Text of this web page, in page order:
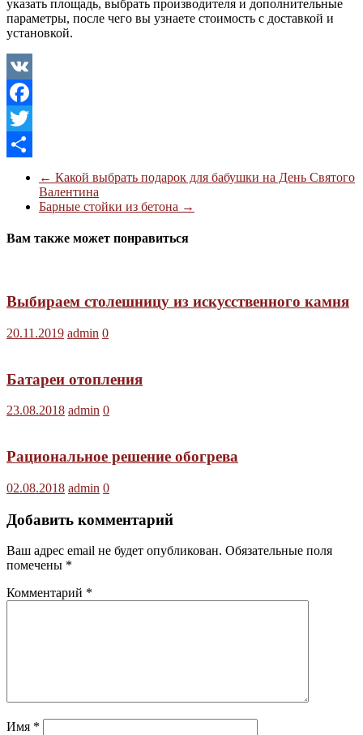
указать площадь, выбрать производителя и дополнительные
параметры, после чего вы узнаете стоимость с доставкой и
установкой.
VK
Facebook
Twitter
Отправить
← Какой выбрать подарок для бабушки на День Святого
Валентина
Барные стойки из бетона →
Вам также может понравиться
Выбираем столешницу из искусственного камня
20.11.2019 admin 0
Батареи отопления
23.08.2018 admin 0
Рациональное решение обогрева
02.08.2018 admin 0
Добавить комментарий
Ваш адрес email не будет опубликован. Обязательные поля
помечены *
Комментарий *
Имя *